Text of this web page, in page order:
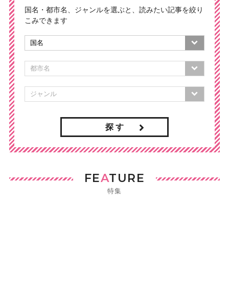
国名・都市名、ジャンルを選ぶと、読みたい記事を絞り
こみできます
探 す
FEATURE
特集